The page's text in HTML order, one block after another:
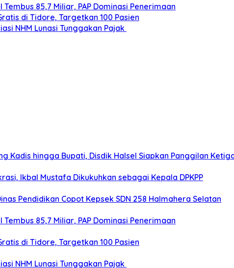
85,7 Miliar, PAP Dominasi Penerimaan
di Tidore, Targetkan 100 Pasien
NHM Lunasi Tunggakan Pajak
Kadis hingga Bupati, Disdik Halsel Siapkan Panggilan
Ikbal Mustafa Dikukuhkan sebagai Kepala DPKPP
Pendidikan Copot Kepsek SDN 258 Halmahera Selatan
85,7 Miliar, PAP Dominasi Penerimaan
di Tidore, Targetkan 100 Pasien
NHM Lunasi Tunggakan Pajak